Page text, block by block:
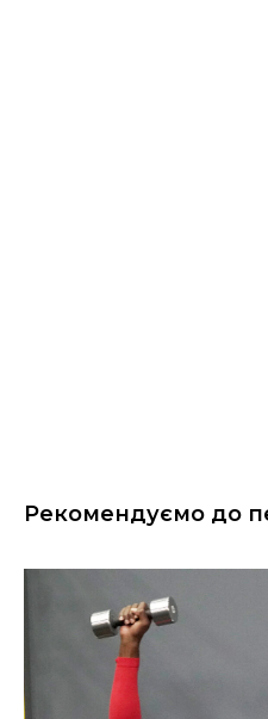
Рекомендуємо до